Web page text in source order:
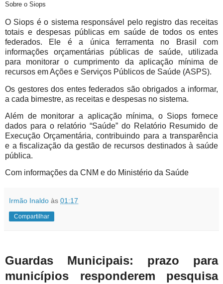
Sobre o Siops
O Siops é o sistema responsável pelo registro das receitas
totais e despesas públicas em saúde de todos os entes
federados. Ele é a única ferramenta no Brasil com
informações orçamentárias públicas de saúde, utilizada
para monitorar o cumprimento da aplicação mínima de
recursos em Ações e Serviços Públicos de Saúde (ASPS).
Os gestores dos entes federados são obrigados a informar,
a cada bimestre, as receitas e despesas no sistema.
Além de monitorar a aplicação mínima, o Siops fornece
dados para o relatório “Saúde” do Relatório Resumido de
Execução Orçamentária, contribuindo para a transparência
e a fiscalização da gestão de recursos destinados à saúde
pública.
Com informações da CNM e do Ministério da Saúde
Irmão Inaldo às 01:17
Compartilhar
Guardas Municipais: prazo para
municípios responderem pesquisa